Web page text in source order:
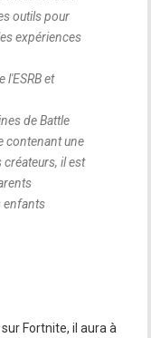
outils pour
expériences
l'ESRB et
de Battle
contenant une
créateurs, il est
enfants
Fortnite, il aura à